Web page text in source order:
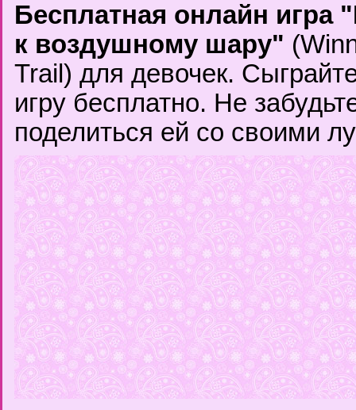
Бесплатная онлайн игра
к воздушному шару"
Trail) для девочек.
игру бесплатно. Не
поделиться ей со своими